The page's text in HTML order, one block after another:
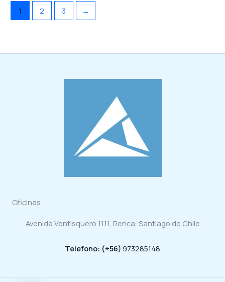
1 2 3 →
Oficinas
Avenida Ventisquero 1111, Renca, Santiago de Chile
Telefono: (+56) 973285148